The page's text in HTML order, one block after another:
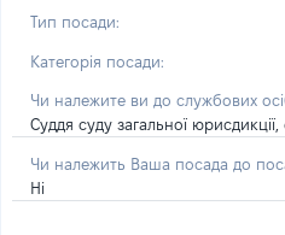
Тип посади:
Категорія посади:
Чи належите ви до службових
Суддя суду загальної
Чи належить Ваша посада до
Ні